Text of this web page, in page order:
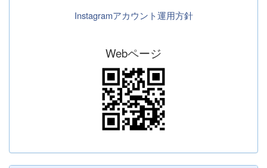
Instagramアカウント運用方針
Webページ